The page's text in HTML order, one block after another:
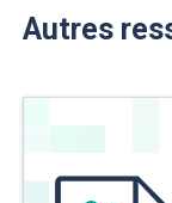
Autres